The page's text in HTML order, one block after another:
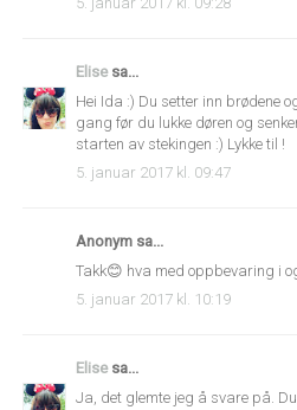
Elisesa...
Hei Ida :) Du setter inn brødene
gang før du lukke døren og
starten av stekingen :) Lykke til !
5. januar 2017 kl. 09:47
Anonym sa...
Takk😊 hva med oppbevaring i
5. januar 2017 kl. 10:19
Elisesa...
Ja, det glemte jeg å svare på.